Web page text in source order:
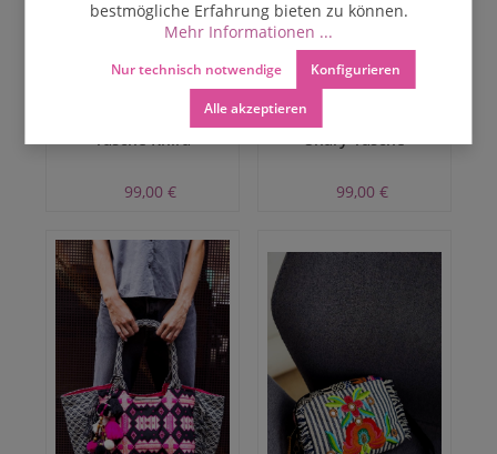
Tasche Khira
99,00 €
Shary Tasche
99,00 €
bestmögliche Erfahrung bieten zu können.
Mehr Informationen ...
Nur technisch notwendige Konfigurieren
Alle akzeptieren